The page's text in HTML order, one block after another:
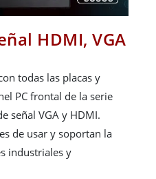
HDMI, VGA
todas las placas y
PC frontal de la serie
señal VGA y HDMI.
de usar y soportan la
industriales y